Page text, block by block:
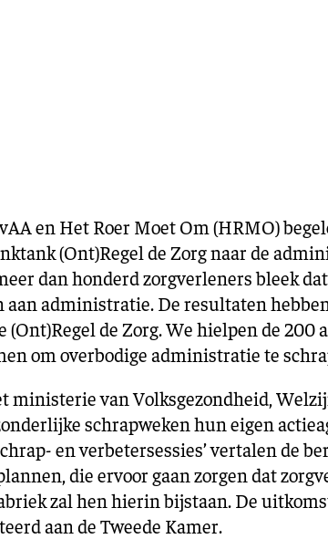
en Het Roer Moet Om (HRMO)
(Ont)Regel de Zorg naar de
dan honderd zorgverleners bleek
administratie. De resultaten
de Zorg. We hielpen de
om overbodige administratie te
ministerie van Volksgezondheid,
schrapweken hun eigen
en verbetersessies’ vertalen de
die ervoor gaan zorgen dat
zal hen hierin bijstaan. De
aan de Tweede Kamer.